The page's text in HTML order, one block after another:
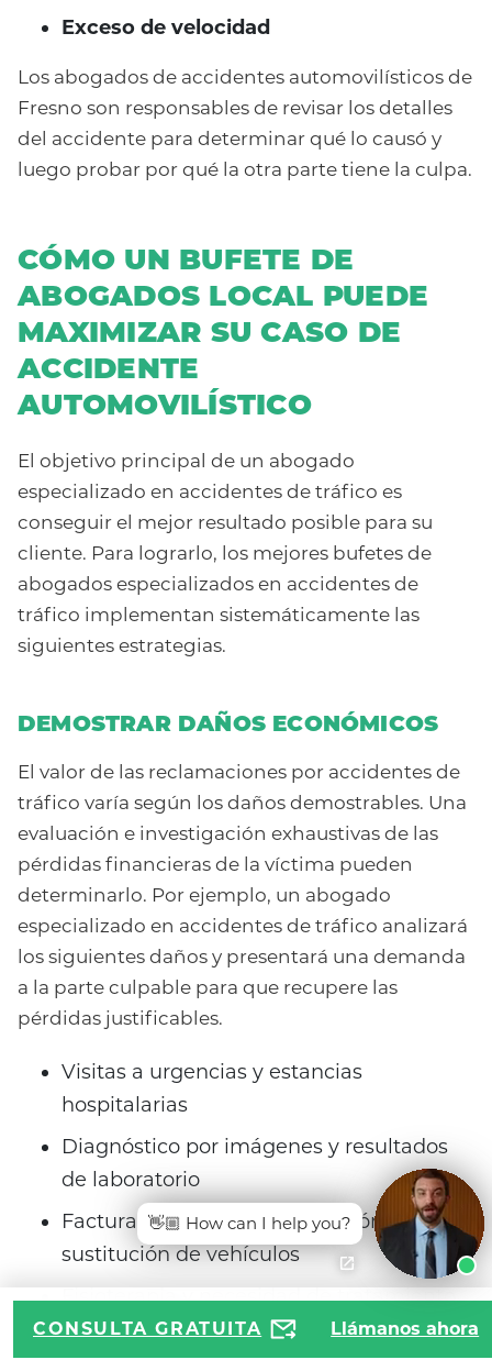
Exceso de velocidad
Los abogados de accidentes automovilísticos de
Fresno son responsables de revisar los detalles
del accidente para determinar qué lo causó y
luego probar por qué la otra parte tiene la culpa.
CÓMO UN BUFETE DE
ABOGADOS LOCAL PUEDE
MAXIMIZAR SU CASO DE
ACCIDENTE
AUTOMOVILÍSTICO
El objetivo principal de un abogado
especializado en accidentes de tráfico es
conseguir el mejor resultado posible para su
cliente. Para lograrlo, los mejores bufetes de
abogados especializados en accidentes de
tráfico implementan sistemáticamente las
siguientes estrategias.
DEMOSTRAR DAÑOS ECONÓMICOS
El valor de las reclamaciones por accidentes de
tráfico varía según los daños demostrables. Una
evaluación e investigación exhaustivas de las
pérdidas financieras de la víctima pueden
determinarlo. Por ejemplo, un abogado
especializado en accidentes de tráfico analizará
los siguientes daños y presentará una demanda
a la parte culpable para que recupere las
pérdidas justificables.
Visitas a urgencias y estancias
hospitalarias
Diagnóstico por imágenes y resultados
de laboratorio
Facturas y recibos de reparación o
sustitución de vehículos
Fisioterapia y necesidad de tratamiento
futuro
CONSULTA GRATUITA Llámanos ahora
👋🏼 How can I help you?